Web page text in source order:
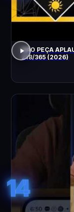
NÃO PEÇA
218/365 (2026)
14